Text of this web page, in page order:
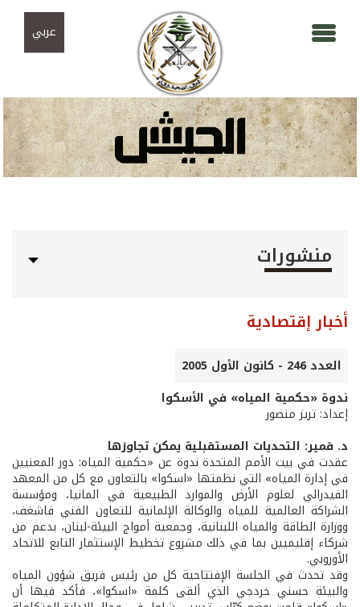
عربي
منشورات
أخبار إقتصادية
العدد 246 - كانون الأول 2005
ندوة «حكمية المياه» في الأسكوا
إعداد: تريز منصور
د. قمير: التحديات المستقبلية يمكن تجاوزها
عقدت في بيت الأمم المتحدة ندوة عن «حكمية المياه: دور المعنيين
في إدارة المياه» التي نظمتها «اسكوا» بالتعاون مع كل من المعهد
الفيدرالي لعلوم الأرض والموارد الطبيعية في المانيا، ومؤسسة
الشراكة العالمية للمياه والوكالة الإلمانية للتعاون الفني فاشغف،
ووزارة الطاقة والمياه اللبنانية، وجمعية أمواج البيئة-لبنان، بدعم من
شركاء إقليميين بما في ذلك مشروع تخطيط الإستثمار التابع للاتحاد
الأوروبي.
وقد تحدث في الجلسة الإفتتاحية كل من رئيس فريق شؤون المياه
والبيئة حسني خردجي الذي ألقى كلمة «اسكوا»، فأكد فيها أن